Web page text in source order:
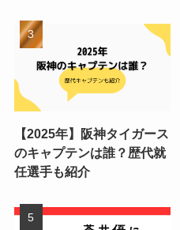
【2025年】阪神タイガース
のキャプテンは誰？歴代就
任選手も紹介